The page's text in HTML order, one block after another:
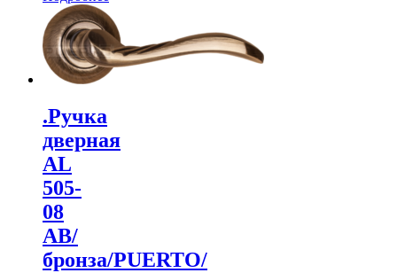
.Ручка
дверная
AL
505-
08
АВ/
бронза/PUERTO/